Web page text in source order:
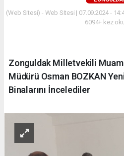
(Web Sitesi) - Web Sitesi | 07.09.2024 -
6094+ kez
Zonguldak Milletvekili
Müdürü Osman BOZKAN
Binalarını İncelediler